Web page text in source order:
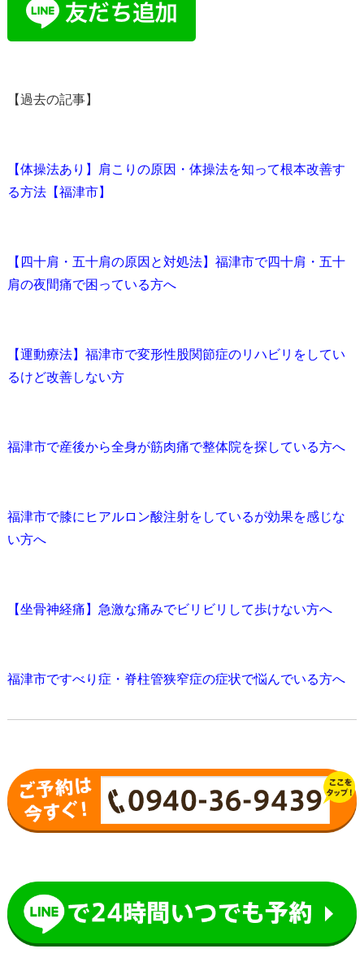
【過去の記事】
【体操法あり】肩こりの原因・体操法を知って根本改善す
る方法【福津市】
【四十肩・五十肩の原因と対処法】福津市で四十肩・五十
肩の夜間痛で困っている方へ
【運動療法】福津市で変形性股関節症のリハビリをしてい
るけど改善しない方
福津市で産後から全身が筋肉痛で整体院を探している方へ
福津市で膝にヒアルロン酸注射をしているが効果を感じな
い方へ
【坐骨神経痛】急激な痛みでビリビリして歩けない方へ
福津市ですべり症・脊柱管狭窄症の症状で悩んでいる方へ